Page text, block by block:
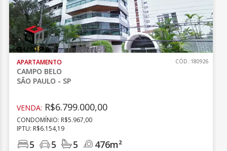
APARTAMENTO
CAMPO BELO
SÃO PAULO - SP
CÓD.:180926
VENDA: R$6.799.000,00
CONDOMÍNIO: R$5.967,00
IPTU: R$6.154,19
5 5 5 476m²